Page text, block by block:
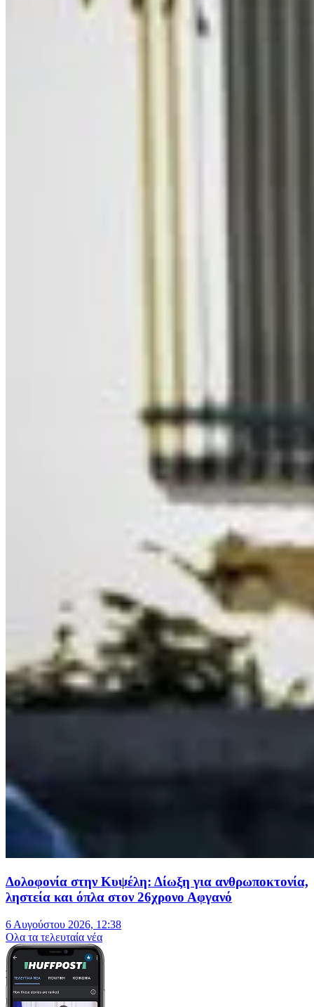
Δολοφονία στην Κυψέλη: Δίωξη για ανθρωποκτονία,
ληστεία και όπλα στον 26χρονο Αφγανό
6 Αυγούστου 2026, 12:38
Oλα τα τελευταία νέα